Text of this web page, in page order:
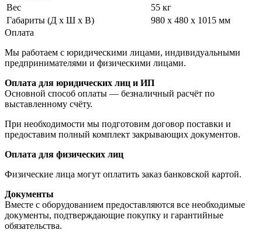
Вес
55 кг
Габариты (Д x Ш x В)
980 x 480 x 1015 мм
Оплата
Мы работаем с юридическими лицами, индивидуальными
предпринимателями и физическими лицами.
Оплата для юридических лиц и ИП
Основной способ оплаты — безналичный расчёт по
выставленному счёту.
При необходимости мы подготовим договор поставки и
предоставим полный комплект закрывающих документов.
Оплата для физических лиц
Физические лица могут оплатить заказ банковской картой.
Документы
Вместе с оборудованием предоставляются все необходимые
документы, подтверждающие покупку и гарантийные
обязательства.